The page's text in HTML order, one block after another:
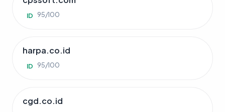
ID 95/100
harpa.co.id
ID 95/100
cgd.co.id